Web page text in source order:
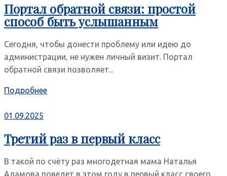
Портал обратной связи: простой
способ быть услышанным
Сегодня, чтобы донести проблему или идею до
администрации, не нужен личный визит. Портал
обратной связи позволяет...
Подробнее
01.09.2025
Третий раз в первый класс
В такой по счёту раз многодетная мама Наталья
Аламова поведет в этом году в первый класс своего